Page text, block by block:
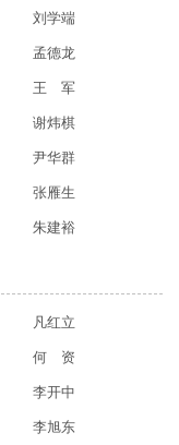
刘学端
孟德龙
王 军
谢炜棋
尹华群
张雁生
朱建裕
凡红立
何 资
李开中
李旭东